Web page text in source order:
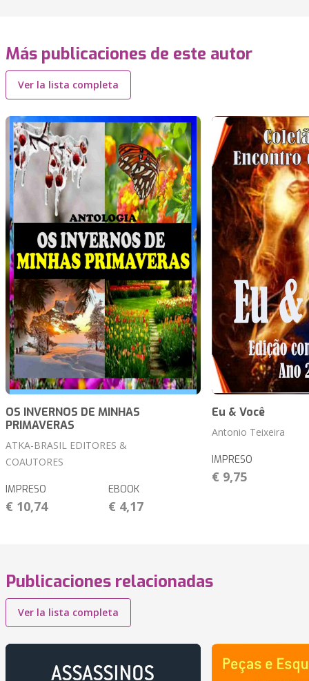
Más publicaciones de este autor
Ver la lista completa
OS INVERNOS DE MINHAS
PRIMAVERAS
ATKA-BRASIL EDITORES &
COAUTORES
IMPRESO
€ 10,74
EBOOK
€ 4,17
Eu & Você
Antonio Teixeira
IMPRESO
€ 9,75
Publicaciones relacionadas
Ver la lista completa